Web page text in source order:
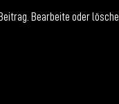
Bearbeite oder lösche